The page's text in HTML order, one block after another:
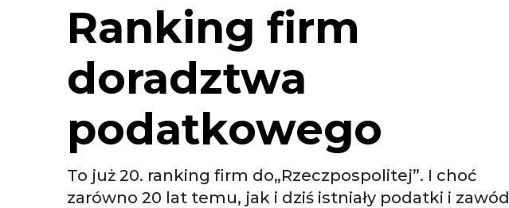
Ranking firm
doradztwa
podatkowego
To już 20. ranking firm do„Rzeczpospolitej”. I choć
zarówno 20 lat temu, jak i dziś istniały podatki i zawód